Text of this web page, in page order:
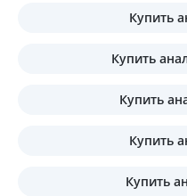
Купить
Купить
Купить
Купить
Купить